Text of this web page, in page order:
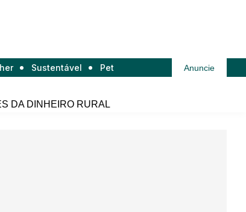
Sustentável Pet Anuncie
DA DINHEIRO RURAL